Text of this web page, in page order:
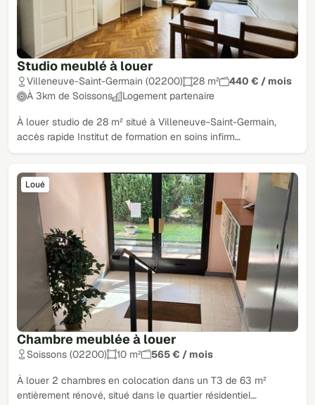
Studio meublé à louer
Villeneuve-Saint-Germain (02200) 28 m²
440 € / mois
À 3km de Soissons
Logement partenaire
À louer studio de 28 m² situé à Villeneuve-Saint-Germain,
accès rapide Institut de formation en soins infirm…
Chambre meublée à louer
Loué
Soissons (02200) 10 m² 565 € / mois
À louer 2 chambres en colocation dans un T3 de 63 m²
entièrement rénové, situé dans le quartier résidentiel…